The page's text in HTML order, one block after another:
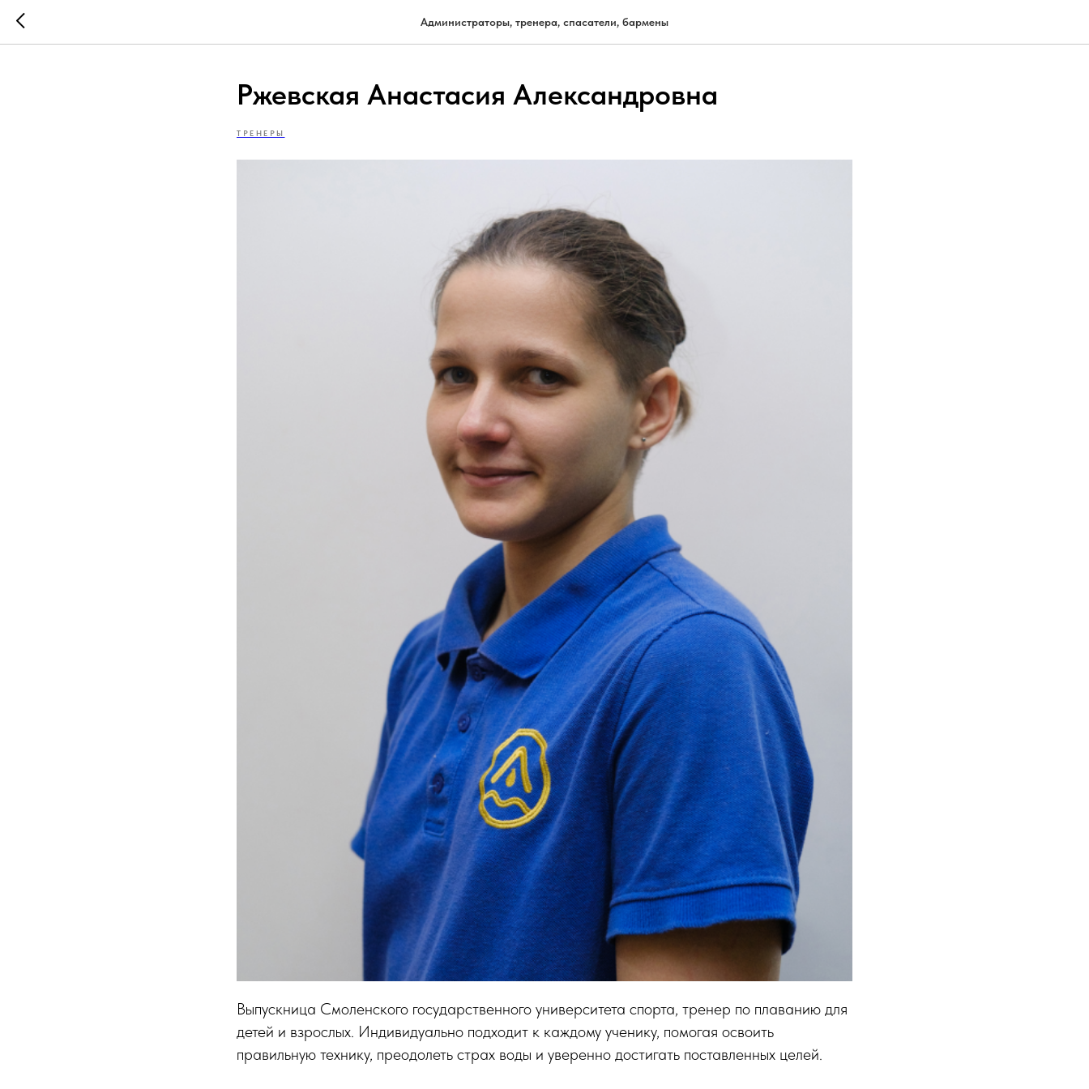
Администраторы, тренера, спасатели, бармены
Ржевская Анастасия Александровна
ТРЕНЕРЫ
Выпускница Смоленского государственного университета спорта, тренер по плаванию для
детей и взрослых. Индивидуально подходит к каждому ученику, помогая освоить
правильную технику, преодолеть страх воды и уверенно достигать поставленных целей.